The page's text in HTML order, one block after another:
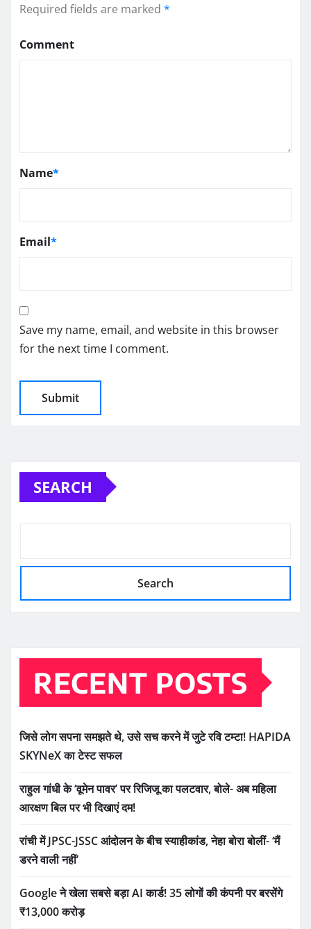
Required fields are marked *
Comment
Name*
Email*
Save my name, email, and website in this browser
for the next time I comment.
SEARCH
Search
RECENT POSTS
जिसे लोग सपना समझते थे, उसे सच करने में जुटे रवि टम्टा! HAPIDA
SKYNeX का टेस्ट सफल
राहुल गांधी के ‘वूमेन पावर’ पर रिजिजू का पलटवार, बोले- अब महिला
आरक्षण बिल पर भी दिखाएं दम!
रांची में JPSC-JSSC आंदोलन के बीच स्याहीकांड, नेहा बोरा बोलीं- ‘मैं
डरने वाली नहीं’
Google ने खेला सबसे बड़ा AI कार्ड! 35 लोगों की कंपनी पर बरसेंगे
₹13,000 करोड़